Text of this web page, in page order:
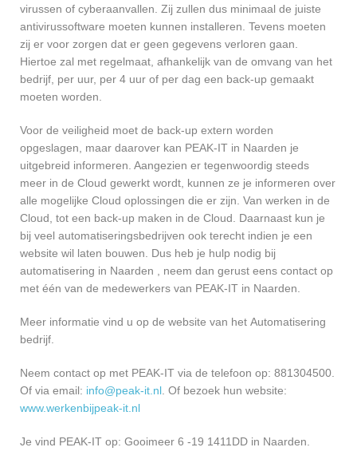
virussen of cyberaanvallen. Zij zullen dus minimaal de juiste
antivirussoftware moeten kunnen installeren. Tevens moeten
zij er voor zorgen dat er geen gegevens verloren gaan.
Hiertoe zal met regelmaat, afhankelijk van de omvang van het
bedrijf, per uur, per 4 uur of per dag een back-up gemaakt
moeten worden.
Voor de veiligheid moet de back-up extern worden
opgeslagen, maar daarover kan PEAK-IT in Naarden je
uitgebreid informeren. Aangezien er tegenwoordig steeds
meer in de Cloud gewerkt wordt, kunnen ze je informeren over
alle mogelijke Cloud oplossingen die er zijn. Van werken in de
Cloud, tot een back-up maken in de Cloud. Daarnaast kun je
bij veel automatiseringsbedrijven ook terecht indien je een
website wil laten bouwen. Dus heb je hulp nodig bij
automatisering in Naarden , neem dan gerust eens contact op
met één van de medewerkers van PEAK-IT in Naarden.
Meer informatie vind u op de website van het Automatisering
bedrijf.
Neem contact op met PEAK-IT via de telefoon op: 881304500.
Of via email: info@peak-it.nl . Of bezoek hun website:
www.werkenbijpeak-it.nl
Je vind PEAK-IT op: Gooimeer 6 -19 1411DD in Naarden.